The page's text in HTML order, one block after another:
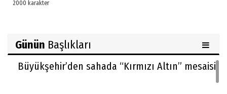
Günün Başlıkları
Büyükşehir’den sahada “Kırmızı Altın” mesaisi